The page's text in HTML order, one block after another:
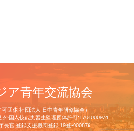
ア青年交流協会
団体 社団法人 日中青年研修協会）
外国人技能実習生監理団体許可:1704000924
⻑官 登録⽀援機関登録 19登-000876